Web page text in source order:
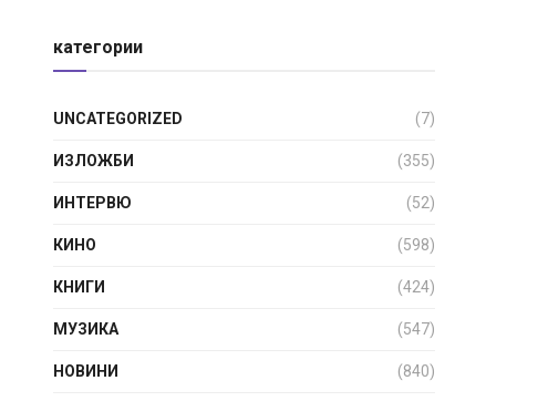
категории
UNCATEGORIZED (7)
ИЗЛОЖБИ (355)
ИНТЕРВЮ (52)
КИНО (598)
КНИГИ (424)
МУЗИКА (547)
НОВИНИ (840)